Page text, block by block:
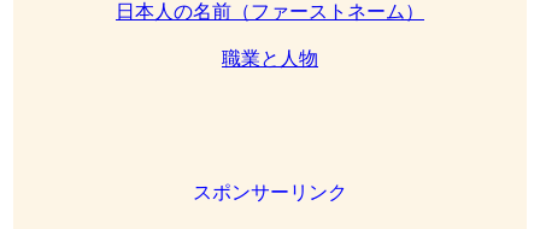
日本人の名前（ファーストネーム）
職業と人物
スポンサーリンク